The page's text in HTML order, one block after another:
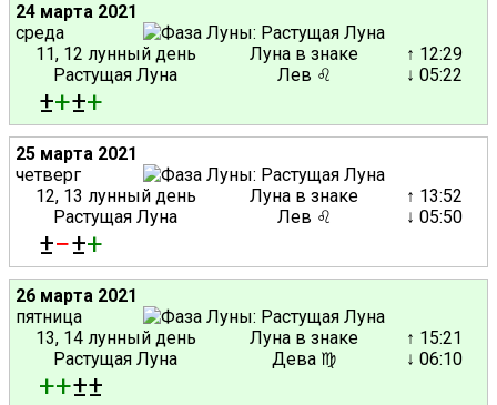
24 марта 2021
среда
11, 12 лунный день
Растущая Луна
Луна в знаке
Лев ♌
↑ 12:29
↓ 05:22
±+±+
25 марта 2021
четверг
12, 13 лунный день
Растущая Луна
Луна в знаке
Лев ♌
↑ 13:52
↓ 05:50
±−±+
26 марта 2021
пятница
13, 14 лунный день
Растущая Луна
Луна в знаке
Дева ♍
↑ 15:21
↓ 06:10
++±±